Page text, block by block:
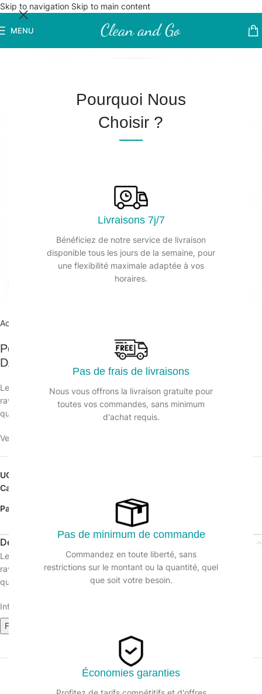
Pourquoi Nous
Choisir ?
Livraisons 7j/7
Bénéficiez de notre service de livraison
disponible tous les jours de la semaine, pour
une flexibilité maximale adaptée à vos
horaires.
Pas de frais de livraisons
Nous vous offrons la livraison gratuite pour
toutes vos commandes, sans minimum
d'achat requis.
Pas de minimum de commande
Commandez en toute liberté, sans
restrictions sur le montant ou la quantité, quel
que soit votre besoin.
Économies garanties
Skip to navigation Skip to main content
MENU
Accueil
Polish sans silicone dépoussiérant meubles
DAILYK – Aérosol 750 ml
Le Polish entretien et rénove les meubles et matières plastiques. Il
ravive les couleurs et laisse un film protecteur antistatique ainsi
qu’un parfum agréable. Produit fabriqué en France.
Veuillez vous connecter pour voir les prix.
UGS :
Catégorie :
Partager:
Description
Le Polish entretien et rénove les meubles et matières plastiques. Il
ravive les couleurs et laisse un film protecteur antistatique ainsi
qu’un parfum agréable. Produit fabriqué en France.
Informations sur le produit :
Fiche technique